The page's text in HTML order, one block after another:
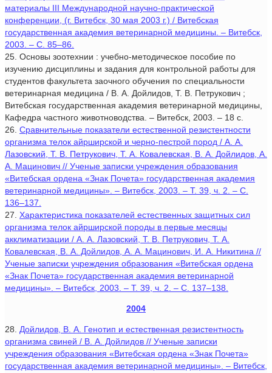
материалы III Международной научно-практической
конференции, (г. Витебск, 30 мая 2003 г.) / Витебская
государственная академия ветеринарной медицины. – Витебск,
2003. – С. 85–86.
25. Основы зоотехнии : учебно-методическое пособие по
изучению дисциплины и задания для контрольной работы для
студентов факультета заочного обучения по специальности
ветеринарная медицина / В. А. Дойлидов, Т. В. Петрукович ;
Витебская государственная академия ветеринарной медицины,
Кафедра частного животноводства. – Витебск, 2003. – 18 с.
26. Сравнительные показатели естественной резистентности
организма телок айрширской и черно-пестрой пород / А. А.
Лазовский, Т. В. Петрукович, Т. А. Ковалевская, В. А. Дойлидов, А.
А. Мацинович // Ученые записки учреждения образования
«Витебская ордена «Знак Почета» государственная академия
ветеринарной медицины». – Витебск, 2003. – Т. 39, ч. 2. – С.
136–137.
27. Характеристика показателей естественных защитных сил
организма телок айрширской породы в первые месяцы
акклиматизации / А. А. Лазовский, Т. В. Петрукович, Т. А.
Ковалевская, В. А. Дойлидов, А. А. Мацинович, И. А. Никитина //
Ученые записки учреждения образования «Витебская ордена
«Знак Почета» государственная академия ветеринарной
медицины». – Витебск, 2003. – Т. 39, ч. 2. – С. 137–138.
2004
28. Дойлидов, В. А. Генотип и естественная резистентность
организма свиней / В. А. Дойлидов // Ученые записки
учреждения образования «Витебская ордена «Знак Почета»
государственная академия ветеринарной медицины». – Витебск,